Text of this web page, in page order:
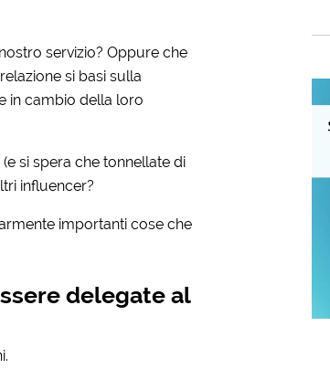
servizio? Oppure che
si basi sulla
in cambio della loro
si spera che tonnellate di
influencer?
importanti cose che
delegate al